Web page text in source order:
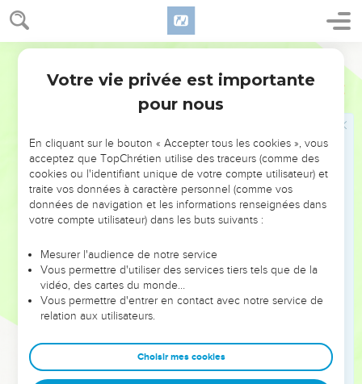
Jean 16
Jésus est vainqueur du monde
25 » Je vous ai parlé en paraboles. L'heure vient où je ne
ouvertement du Père.
Ce jour-là, vous demanderez en mon nom, et je ne vous
En effet, le Père lui-même vous aime parce que vous
m'avez aimé et que vous avez cru que je suis sorti de Dieu.
Je suis sorti du Père et je suis venu dans le monde ;
maintenant je quitte le monde et je retourne vers le Père. »
ouvertement et tu n'emploies aucune parabole.
Maintenant nous savons que tu sais tout et que tu n'as pas
besoin qu'on t'interroge ; c'est pourquoi nous croyons que tu
es sorti de Dieu. »
Jésus leur répondit : « Vous croyez juste maintenant ?
Voici que l'heure vient, et elle est [déjà] venue, où vous
Votre vie privée est importante
pour nous
En cliquant sur le bouton « Accepter tous les cookies », vous
acceptez que TopChrétien utilise des traceurs (comme des
cookies ou l'identifiant unique de votre compte utilisateur) et
traite vos données à caractère personnel (comme vos
données de navigation et les informations renseignées dans
votre compte utilisateur) dans les buts suivants :
Mesurer l'audience de notre service
Vous permettre d'utiliser des services tiers tels que de la
vidéo, des cartes du monde…
Vous permettre d'entrer en contact avec notre service de
relation aux utilisateurs.
Choisir mes cookies